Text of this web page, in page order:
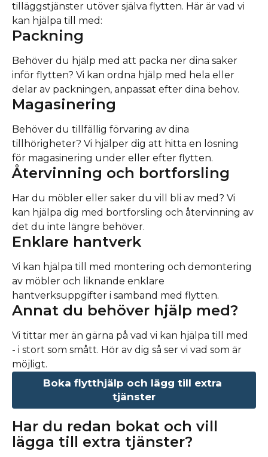
tilläggstjänster utöver själva flytten. Här är vad vi
kan hjälpa till med:
Packning
Behöver du hjälp med att packa ner dina saker
inför flytten? Vi kan ordna hjälp med hela eller
delar av packningen, anpassat efter dina behov.
Magasinering
Behöver du tillfällig förvaring av dina
tillhörigheter? Vi hjälper dig att hitta en lösning
för magasinering under eller efter flytten.
Återvinning och bortforsling
Har du möbler eller saker du vill bli av med? Vi
kan hjälpa dig med bortforsling och återvinning av
det du inte längre behöver.
Enklare hantverk
Vi kan hjälpa till med montering och demontering
av möbler och liknande enklare
hantverksuppgifter i samband med flytten.
Annat du behöver hjälp med?
Vi tittar mer än gärna på vad vi kan hjälpa till med
- i stort som smått. Hör av dig så ser vi vad som är
möjligt.
Boka flytthjälp och lägg till extra
tjänster
Har du redan bokat och vill
lägga till extra tjänster?